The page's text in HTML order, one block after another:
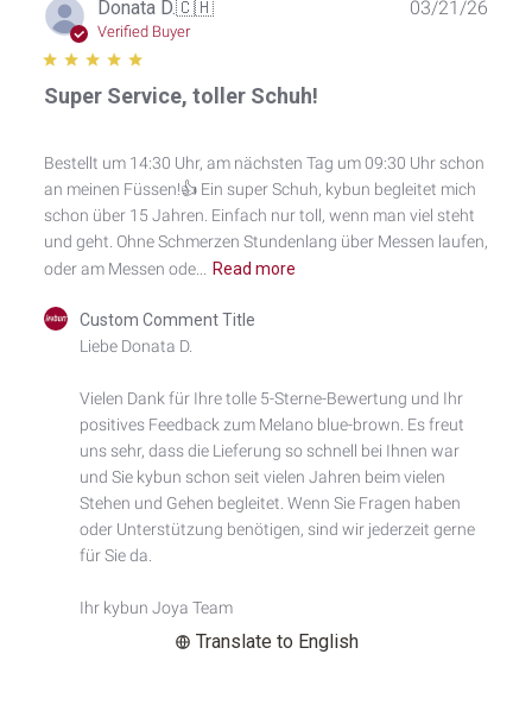
Donata D.🇨🇭
Verified Buyer
Super Service, toller Schuh!
Bestellt um 14:30 Uhr, am nächsten Tag um 09:30 Uhr schon
an meinen Füssen!👍 Ein super Schuh, kybun begleitet mich
schon über 15 Jahren. Einfach nur toll, wenn man viel steht
und geht. Ohne Schmerzen Stundenlang über Messen laufen,
oder am Messen ode...
Read more
Comments
Review
Custom
Comment
Custom Comment Title
Liebe Donata D.
Vielen Dank für Ihre tolle 5-Sterne-Bewertung und Ihr
positives Feedback zum Melano blue-brown. Es freut
uns sehr, dass die Lieferung so schnell bei Ihnen war
und Sie kybun schon seit vielen Jahren beim vielen
Stehen und Gehen begleitet. Wenn Sie Fragen haben
oder Unterstützung benötigen, sind wir jederzeit gerne
für Sie da.
Ihr kybun Joya Team
Translate to English
03/21/26